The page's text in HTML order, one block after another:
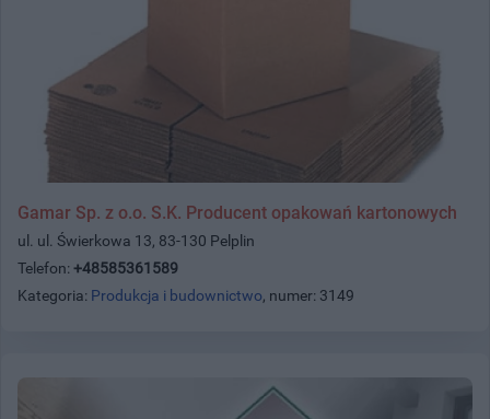
Gamar Sp. z o.o. S.K. Producent opakowań kartonowych
ul. ul. Świerkowa 13, 83-130 Pelplin
Telefon: +48585361589
Kategoria: Produkcja i budownictwo, numer: 3149